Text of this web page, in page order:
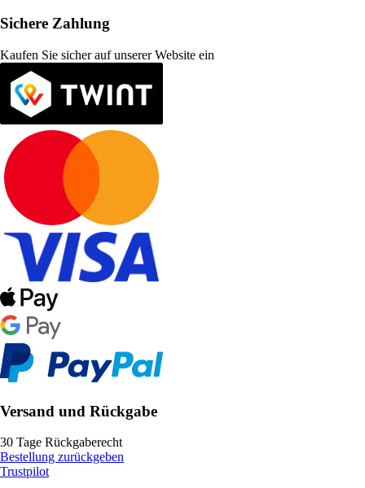
Sichere Zahlung
Kaufen Sie sicher auf unserer Website ein
Versand und Rückgabe
30 Tage Rückgaberecht
Bestellung zurückgeben
Trustpilot